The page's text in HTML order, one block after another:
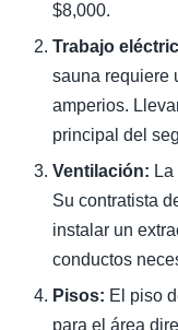
$8,000.
Trabajo
sauna requiere
amperios.
principal del
Ventilación:
Su contratista
instalar un
conductos
Pisos: El piso
para el área